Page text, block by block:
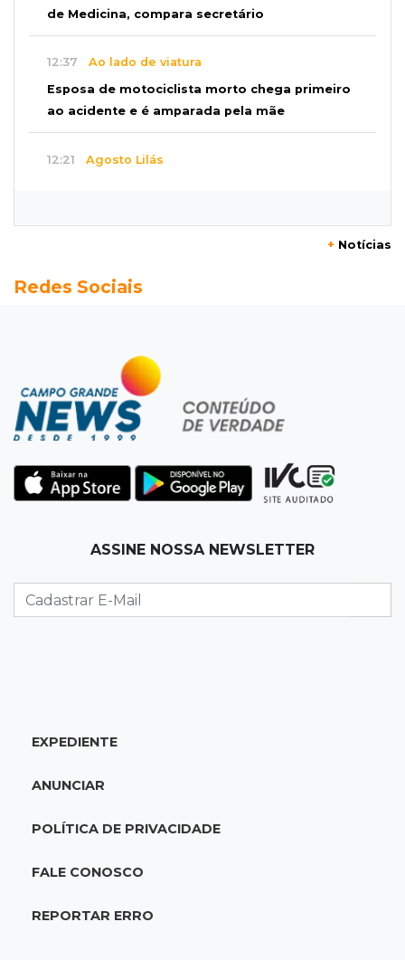
de Medicina, compara secretário
12:37 Ao lado de viatura
Esposa de motociclista morto chega primeiro
ao acidente e é amparada pela mãe
12:21 Agosto Lilás
Amigos se despedem de Scalise e recordam
"Os 100 do PCC"
Trajetória de membros do PCC revela
presença em metade dos presídios de MS
Motorista bêbado e sem CNH é preso por
homicídio
Finanças
a R$ 3,29 bi aplicações de MS
11:16Agendão
e Festival do Sobá
Carreta com soja fica destruída após incêndio
+ Notícias
Redes Sociais
ASSINE NOSSA NEWSLETTER
EXPEDIENTE
ANUNCIAR
POLÍTICA DE PRIVACIDADE
FALE CONOSCO
REPORTAR ERRO